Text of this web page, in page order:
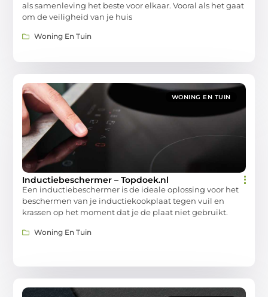
als samenleving het beste voor elkaar. Vooral als het gaat
om de veiligheid van je huis
Woning En Tuin
WONING EN TUIN
Inductiebeschermer – Topdoek.nl
Een inductiebeschermer is de ideale oplossing voor het
beschermen van je inductiekookplaat tegen vuil en
krassen op het moment dat je de plaat niet gebruikt.
Woning En Tuin